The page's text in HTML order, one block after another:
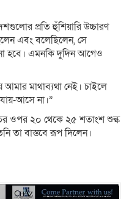
প্রতি হুঁশিয়ারি উচ্চারণ
এবং বলেছিলেন, সে
হবে। এমনকি দুদিন আগেও
মাথাব্যথা নেই। চাইলে
আসে না।”
ওপর ২০ থেকে ২৫ শতাংশ শুল্ক
তা বাস্তবে রূপ দিলেন।